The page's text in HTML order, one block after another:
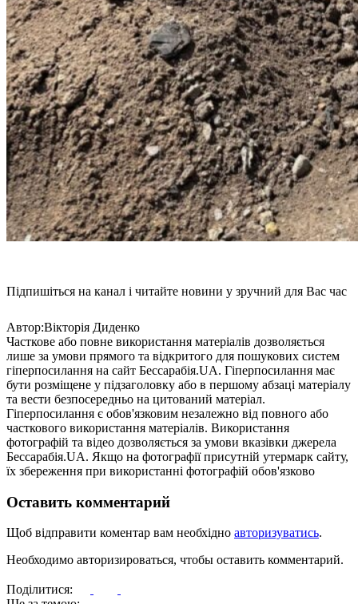
Підпишіться на канал і читайте новини у зручний для Вас час
Автор:Вiкторiя Диденко
Часткове або повне використання матеріалів дозволяється
лише за умови прямого та відкритого для пошукових систем
гіперпосилання на сайт Бессарабія.UA. Гіперпосилання має
бути розміщене у підзаголовку або в першому абзаці матеріалу
та вести безпосередньо на цитований матеріал.
Гіперпосилання є обов'язковим незалежно від повного або
часткового використання матеріалів. Використання
фотографій та відео дозволяється за умови вказівки джерела
Бессарабія.UA. Якщо на фотографії присутній утермарк сайту,
їх збереження при використанні фотографій обов'язково
Оставить комментарий
Щоб відправити коментар вам необхідно авторизуватись.
Необходимо авторизироваться, чтобы оставить комментарий.
Поділитися: